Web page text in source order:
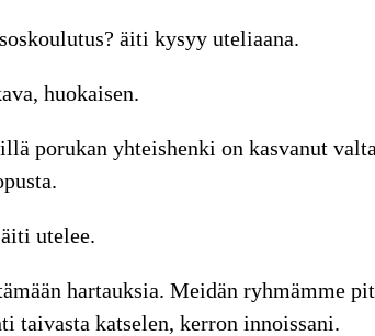
äiti kysyy uteliaana.
huokaisen.
porukan yhteishenki on kasvanut
utelee.
hartauksia. Meidän ryhmämme
taivasta katselen, kerron innoissani.